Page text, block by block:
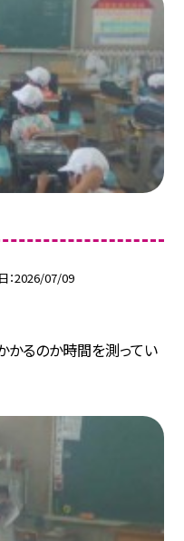
2026/07/09
かるのか時間を測ってい